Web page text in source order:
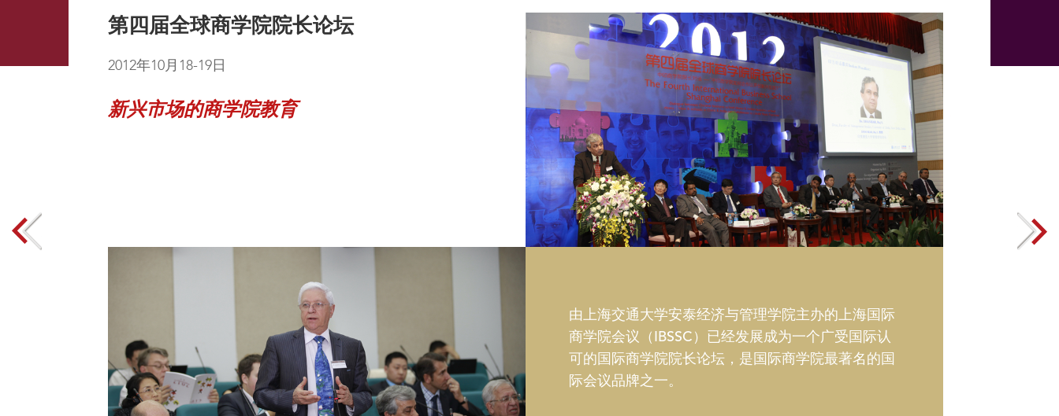
由上海交通大学安泰经济与管理学院主办的上海国际
商学院会议（IBSSC）已经发展成为一个广受国际认
可的国际商学院院长论坛，是国际商学院最著名的国
际会议品牌之一。
第三届全球商学院院长论坛
2010年11月17-19日
危机后的商学院重塑